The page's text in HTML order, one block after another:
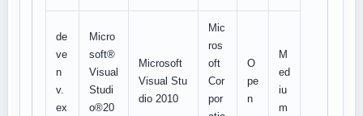
de
ve
n
v.
ex
Micro
soft®
Visual
Studi
o®20
Microsoft
Visual Stu
dio 2010
Mic
ros
oft
Cor
por
O
pe
n
M
ed
iu
m